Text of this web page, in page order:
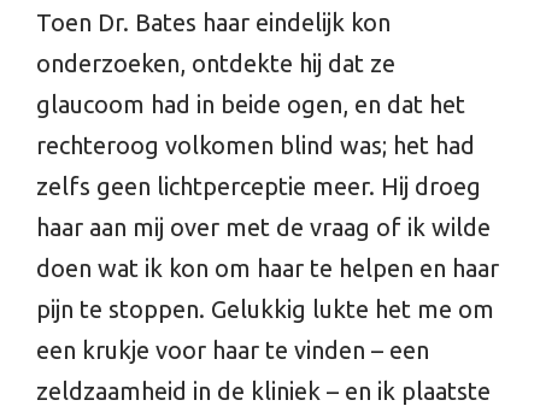
Toen Dr. Bates haar eindelijk kon
onderzoeken, ontdekte hij dat ze
glaucoom had in beide ogen, en dat het
rechteroog volkomen blind was; het had
zelfs geen lichtperceptie meer. Hij droeg
haar aan mij over met de vraag of ik wilde
doen wat ik kon om haar te helpen en haar
pijn te stoppen. Gelukkig lukte het me om
een krukje voor haar te vinden – een
zeldzaamheid in de kliniek – en ik plaatste